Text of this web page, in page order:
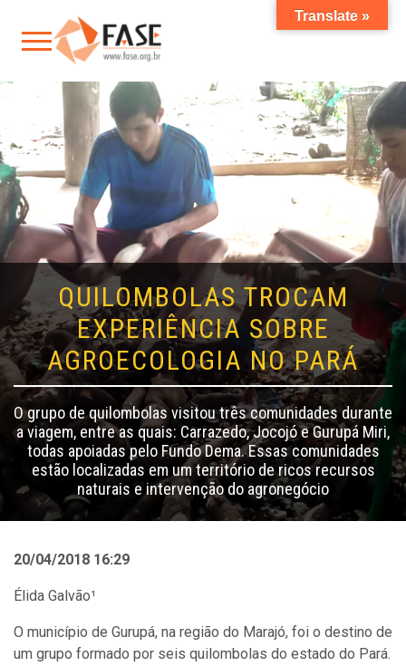
QUILOMBOLAS TROCAM
EXPERIÊNCIA SOBRE
AGROECOLOGIA NO PARÁ
O grupo de quilombolas visitou três comunidades durante
a viagem, entre as quais: Carrazedo, Jocojó e Gurupá Miri,
todas apoiadas pelo Fundo Dema. Essas comunidades
estão localizadas em um território de ricos recursos
naturais e intervenção do agronegócio
20/04/2018 16:29
Élida Galvão¹
O município de Gurupá, na região do Marajó, foi o destino de
um grupo formado por seis quilombolas do estado do Pará.
Translate »